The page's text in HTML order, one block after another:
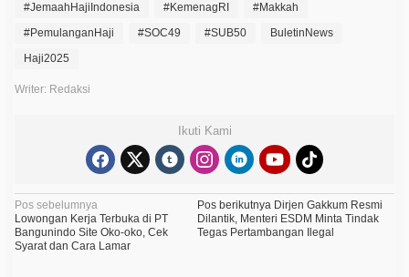
#JemaahHajiIndonesia
#KemenagRI
#Makkah
#PemulanganHaji
#SOC49 #SUB50
BuletinNews
Haji2025
Writer: Redaksi
Ikuti Kami
N
a
v
Pos sebelumnya
Lowongan Kerja Terbuka di PT
Bangunindo Site Oko-oko, Cek
Syarat dan Cara Lamar
Pos berikutnyaDirjen Gakkum Resmi
Dilantik, Menteri ESDM Minta Tindak
Tegas Pertambangan Ilegal